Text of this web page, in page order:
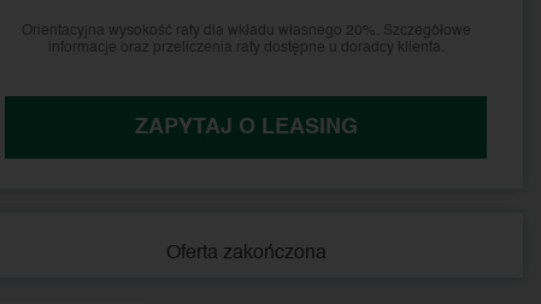
Orientacyjna wysokość raty dla wkładu własnego 20%. Szczegółowe
informacje oraz przeliczenia raty dostępne u doradcy klienta.
ZAPYTAJ O LEASING
Oferta zakończona